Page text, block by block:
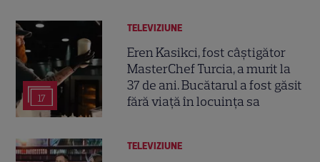
17
TELEVIZIUNE
Eren Kasikci, fost câștigător
MasterChef Turcia, a murit la
37 de ani. Bucătarul a fost găsit
fără viață în locuința sa
TELEVIZIUNE